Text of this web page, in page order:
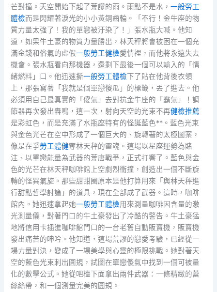
芒對撞。天空開始下起了荒謬的雨。雨點不是水，一般勞工
體檢而是閃耀著淚光的小小黃銅齒輪。「不行！金牛座的物
質力量太強了！我的單戀被汙染了！」張水瓶大喊。他知
道，如果牛土豪的物質力量勝出，林天秤將會被困在一個充
滿金錢和俗氣的虛假一般勞工健檢愛情裡，而他將永遠失去
機會。張水瓶看向那機器，還剩下最後一個可以輸入的「情
緒燃料」口。他迅速撕一般勞工體檢下了貼在他背後衣領
上，那張寫著「我就是個單戀傻瓜」的標籤，丟了進去。他
必須用自己最真實的「傻氣」去對抗金牛座的「霸氣」！調
節器再次發出轟鳴，這一次，射向天空的光束不再健檢推薦
是彩虹色，而是充滿了水瓶座特有的怪誕藍色**。藍色光束
與金色光芒在空中形成了一個巨大的、旋轉著的太極圖案，
像是在爭勞工體健奪林天秤的靈魂。這場以星座運勢為賭
注、以單戀能量為武器的荒唐戰爭，正式打響了。藍色與金
色的光芒在林天秤咖啡館上空劇烈衝撞，創造出一個不斷旋
轉的怪異氣旋。那些甜甜圈原本是他打算用來「與林天秤進
行甜點哲學討論」的道具，現在全部成了武器。這時，咖啡
館內。她迅速拿起她一般勞工體檢用來測量咖啡因含量的激
光測量儀，對著門口的牛土豪發出了冷酷的警告。牛土豪猛
地將信用卡插進咖啡館門口的一台老舊自動販賣機，販賣機
發出痛苦的呻吟。他知道，這場荒謬的戀愛考驗，已經從一
場力量對決，變成了一場美學與心靈的極限挑戰。她對著天
空的藍色光束刺出圓規，試圖在單戀傻氣中找到一個可被量
化的數學公式。她從吧檯下面拿出兩件武器：一條精緻的蕾
絲絲帶，和一個測量完美的圓規。